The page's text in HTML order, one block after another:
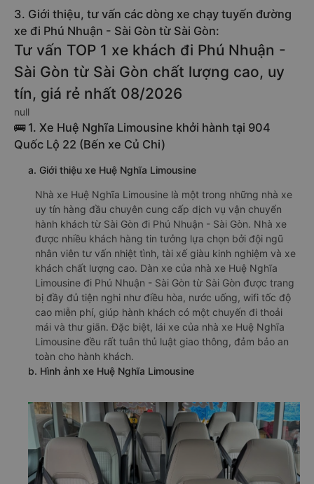
3. Giới thiệu, tư vấn các dòng xe chạy tuyến đường
xe đi Phú Nhuận - Sài Gòn từ Sài Gòn:
Tư vấn TOP 1 xe khách đi Phú Nhuận -
Sài Gòn từ Sài Gòn chất lượng cao, uy
tín, giá rẻ nhất 08/2026
null
🚌 1. Xe Huệ Nghĩa Limousine khởi hành tại 904
Quốc Lộ 22 (Bến xe Củ Chi)
a. Giới thiệu xe Huệ Nghĩa Limousine
Nhà xe Huệ Nghĩa Limousine là một trong những nhà xe
uy tín hàng đầu chuyên cung cấp dịch vụ vận chuyển
hành khách từ Sài Gòn đi Phú Nhuận - Sài Gòn. Nhà xe
được nhiều khách hàng tin tưởng lựa chọn bởi đội ngũ
nhân viên tư vấn nhiệt tình, tài xế giàu kinh nghiệm và xe
khách chất lượng cao. Dàn xe của nhà xe Huệ Nghĩa
Limousine đi Phú Nhuận - Sài Gòn từ Sài Gòn được trang
bị đầy đủ tiện nghi như điều hòa, nước uống, wifi tốc độ
cao miễn phí, giúp hành khách có một chuyến đi thoải
mái và thư giãn. Đặc biệt, lái xe của nhà xe Huệ Nghĩa
Limousine đều rất tuân thủ luật giao thông, đảm bảo an
toàn cho hành khách.
b. Hình ảnh xe Huệ Nghĩa Limousine